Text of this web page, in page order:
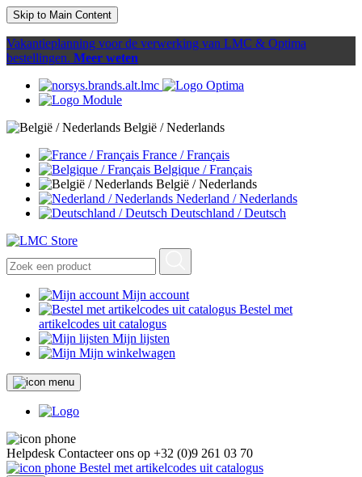
Skip to Main Content
Vakantieplanning voor de verwerking van LMC & Optima
bestellingen. Meer weten
België / Nederlands
France / Français
Belgique / Français
België / Nederlands
Nederland / Nederlands
Deutschland / Deutsch
Mijn account
Bestel met
artikelcodes uit catalogus
Mijn lijsten
Mijn winkelwagen
Helpdesk Contacteer ons op +32 (0)9 261 03 70
Bestel met artikelcodes uit catalogus